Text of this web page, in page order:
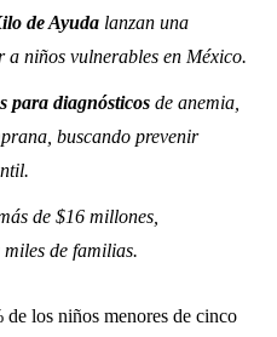
de Ayuda lanzan una
niños vulnerables en México.
para diagnósticos de anemia,
buscando prevenir
de $16 millones,
de familias.
los niños menores de cinco